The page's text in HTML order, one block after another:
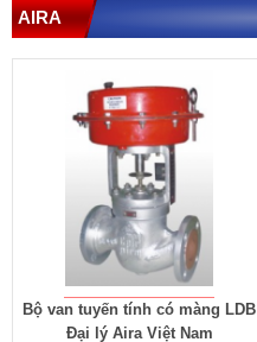
AIRA
Bộ van tuyến tính có màng LDB
Đại lý Aira Việt Nam